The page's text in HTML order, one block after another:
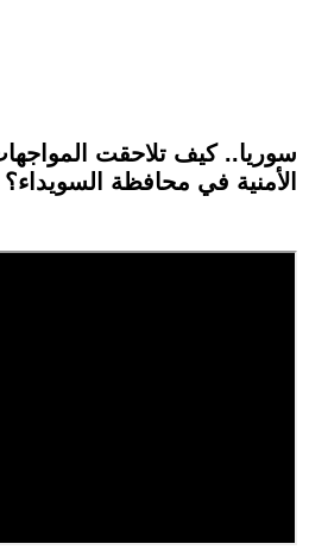
سوريا.. كيف تلاحقت
الأمنية في محافظة السويداء؟